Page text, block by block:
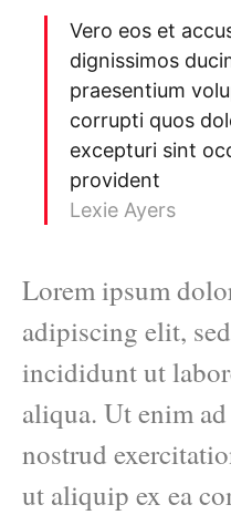
Vero eos et
dignissimos
praesentium
corrupti quos
excepturi sint
provident
Lexie Ayers
Lorem ipsum
adipiscing elit,
incididunt ut
aliqua. Ut enim
nostrud
ut aliquip ex ea